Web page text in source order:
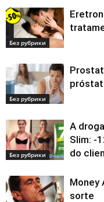
Без рубрики
Без рубрики
Без рубрики
A
Slim: -
do
Money
sorte